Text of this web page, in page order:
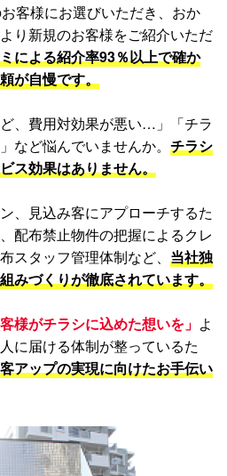
客様にお選びいただき、おか
り新規のお客様をご紹介いただ
による紹介率93％以上で確か
が自慢です。
、費用対効果が悪い…」「チラ
など悩んでいませんか。 チラシ
ス効果はありません。
、見込み客にアプローチするた
配布禁止物件の把握によるクレ
スタッフ管理体制など、 当社独
みづくりが徹底されています。
客様がチラシに込めた想いを」 よ
に届ける体制が整っているた
アップの実現に向けたお手伝い